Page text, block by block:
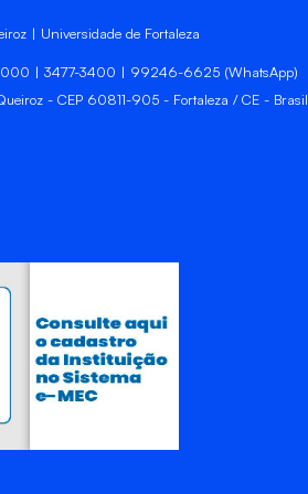
| Universidade de Fortaleza
| 3477-3400 | 99246-6625 (WhatsApp)
- CEP 60811-905 - Fortaleza / CE - Brasil